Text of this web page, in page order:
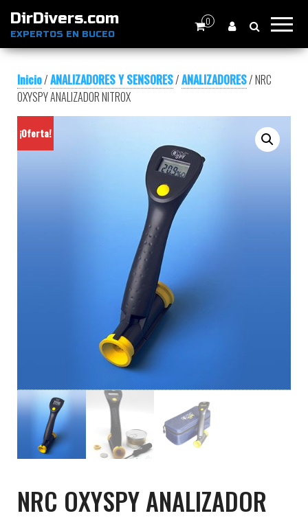
DirDivers.com
EXPERTOS EN BUCEO
0
Inicio/ANALIZADORES Y SENSORES/ANALIZADORES/ NRC
OXYSPY ANALIZADOR NITROX
¡Oferta!
NRC OXYSPY ANALIZADOR